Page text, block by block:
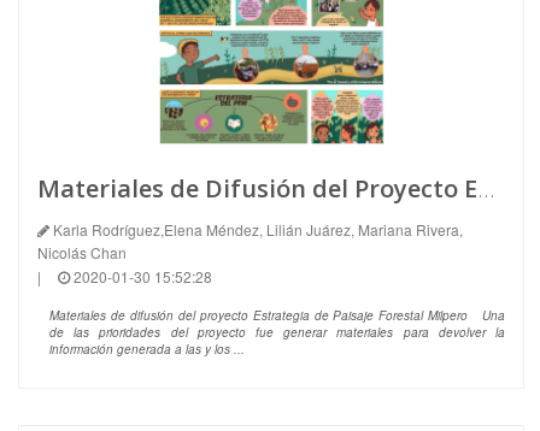
Materiales de Difusión del Proyecto Estrategia de Paisaje Forestal Milpero
Karla Rodríguez,Elena Méndez, Lilián Juárez, Mariana Rivera,
Nicolás Chan
|
2020-01-30 15:52:28
Materiales de difusión del proyecto Estrategia de Paisaje Forestal Milpero Una
de las prioridades del proyecto fue generar materiales para devolver la
información generada a las y los ...